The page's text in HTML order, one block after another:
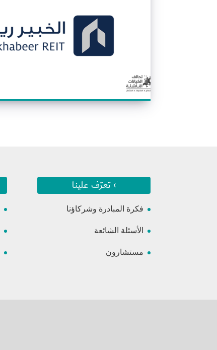
› تعرّف علينا
فكرة المبادرة وشركاؤنا
الأسئلة الشائعة
مستشارون